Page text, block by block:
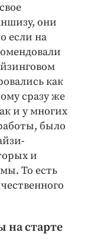
они
если на
как
сразу же
и у многих
было
и
То есть
на старте